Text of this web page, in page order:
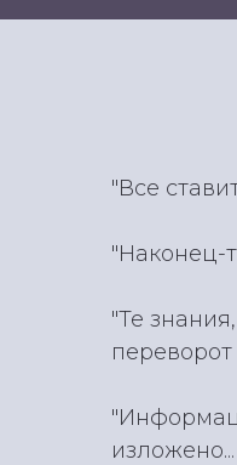
"Все
"Наконец-
"Те
переворот